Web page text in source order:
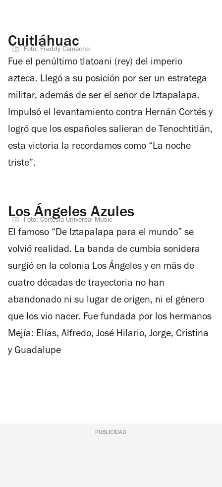
Cuitláhuac
Foto: Freddy Camacho
Fue el penúltimo tlatoani (rey) del imperio
azteca. Llegó a su posición por ser un estratega
militar, además de ser el señor de Iztapalapa.
Impulsó el levantamiento contra Hernán Cortés y
logró que los españoles salieran de Tenochtitlán,
esta victoria la recordamos como “La noche
triste”.
Los Ángeles Azules
Foto: Cortesía Universal Music
El famoso “De Iztapalapa para el mundo” se
volvió realidad. La banda de cumbia sonidera
surgió en la colonia Los Ángeles y en más de
cuatro décadas de trayectoria no han
abandonado ni su lugar de origen, ni el género
que los vio nacer. Fue fundada por los hermanos
Mejía: Elías, Alfredo, José Hilario, Jorge, Cristina
y Guadalupe
PUBLICIDAD